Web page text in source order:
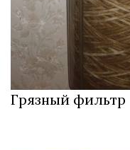
Грязный фильтр